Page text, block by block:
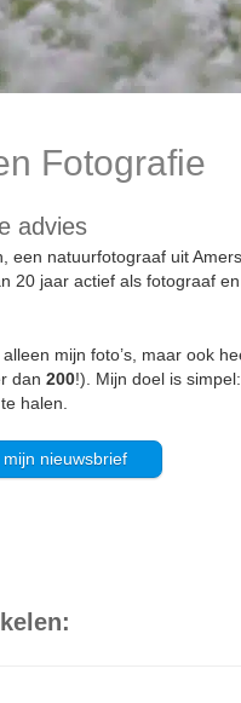
Fotografie
advies
een natuurfotograaf uit
20 jaar actief als fotograaf
mijn foto’s, maar ook
dan 200!). Mijn doel is
halen.
mijn nieuwsbrief